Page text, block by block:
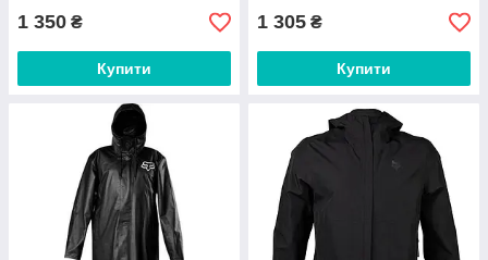
1 350 ₴
Купити
1 305 ₴
Купити